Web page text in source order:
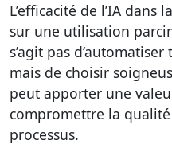
L’efficacité de l’IA
sur une utilisation
s’agit pas
mais de choisir
peut apporter une
compromettre la
processus.